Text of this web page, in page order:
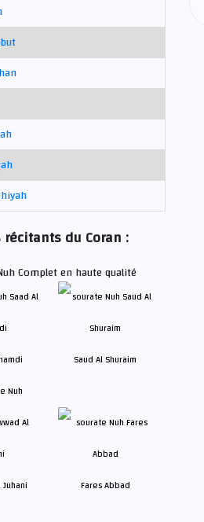
du Coran :
Complet en haute qualité
Saud Al Shuraim
Fares Abbad